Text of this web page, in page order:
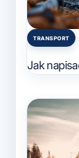
Posted
TRANSPORT
Jak